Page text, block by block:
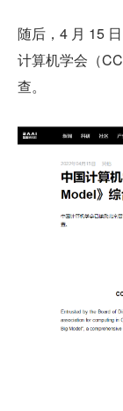
随后，4 月 15
计算机学会（
查。